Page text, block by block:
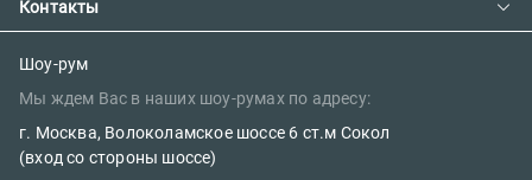
Наш блог
Предзаказ товара с фабрики
Как сделать заказ
Политика конфиденциальности
Контакты
E-mail:
sales@parketov-store.ru
Телефоны:
Шоу-рум
Мы ждем Вас в наших шоу-румах по адресу:
г. Москва, Волоколамское шоссе 6 ст.м Сокол
(вход со стороны шоссе)